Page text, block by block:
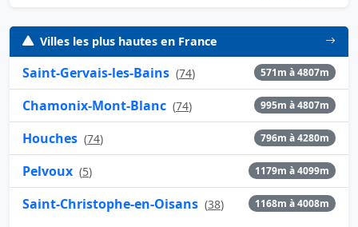
Villes les plus hautes en France
Saint-Gervais-les-Bains (74) 571m à 4807m
Chamonix-Mont-Blanc (74) 995m à 4807m
Houches (74) 796m à 4280m
Pelvoux (5) 1179m à 4099m
Saint-Christophe-en-Oisans (38) 1168m à 4008m